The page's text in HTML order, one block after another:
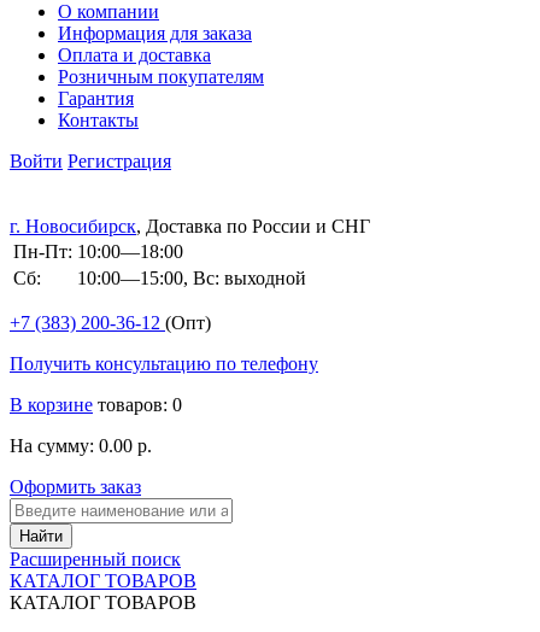
О компании
Информация для заказа
Оплата и доставка
Розничным покупателям
Гарантия
Контакты
Войти Регистрация
г. Новосибирск, Доставка по России и СНГ
Пн-Пт: 10:00—18:00
Сб:
10:00—15:00, Вс: выходной
+7 (383) 200-36-12 (Опт)
Получить консультацию по телефону
В корзине товаров: 0
На сумму: 0.00 р.
Оформить заказ
Расширенный поиск
КАТАЛОГ ТОВАРОВ
КАТАЛОГ ТОВАРОВ